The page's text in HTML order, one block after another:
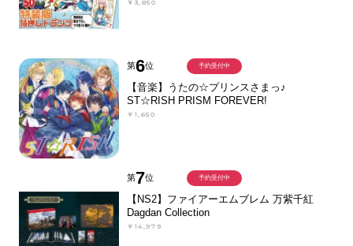
￥3,850
第6位
【音楽】うたの☆プリンスさまっ♪
ST☆RISH PRISM FOREVER!
￥1,650
予約受付中
第7位
【NS2】ファイアーエムブレム 万紫千紅
Dagdan Collection
￥14,979
予約受付中